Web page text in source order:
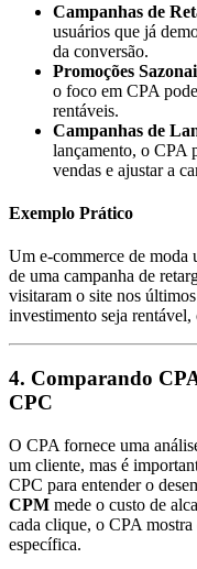
Campanhas de
usuários que já
da conversão.
Promoções
o foco em CPA
rentáveis.
Campanhas de
lançamento, o CPA
vendas e ajustar a
Exemplo Prático
Um e-commerce de moda
de uma campanha de
visitaram o site nos
investimento seja
4. Comparando
CPC
O CPA fornece uma
um cliente, mas é
CPC para entender o
CPM mede o custo de
cada clique, o CPA
específica.